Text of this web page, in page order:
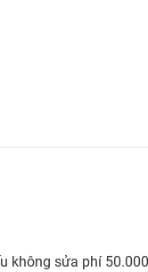
không sửa phí